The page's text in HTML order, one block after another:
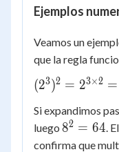
12
Ejemplos
Veamos un
que la regla
(2^{3})^{2}
\times 2} =
2^{6} = 64
(23)2 = 23×2 =
Si expandimos
luego 8^{2}
= 64
82 = 64.
confirma que